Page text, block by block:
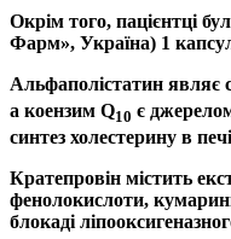
Окрім того, пацієнтці
Фарм», Україна) 1
Альфаполістатин являє
а коензим Q10 є
синтез холестерину в
Кратепровін містить
фенолокислоти,
блокаді